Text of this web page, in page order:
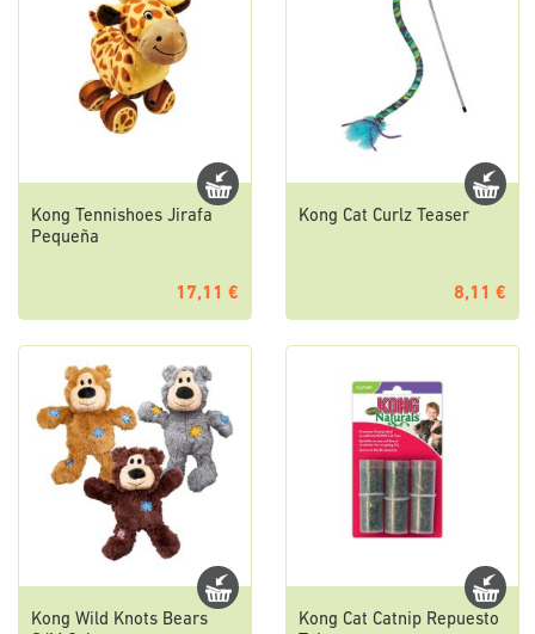
Kong Tennishoes Jirafa
Pequeña
17,11 €
Kong Cat Curlz Teaser
8,11 €
Kong Wild Knots Bears
Kong Cat Catnip Repuesto